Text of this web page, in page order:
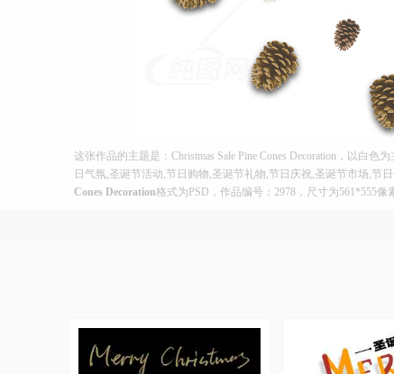
这张作品的主题是：Christmas Sale Pine Cones Decoration，以白
日气氛,圣诞节活动,节日购物,圣诞节礼物,节日庆祝,圣诞节市场,节
Cones Decoration格式为PSD，作品编号：2978，尺寸为561*555